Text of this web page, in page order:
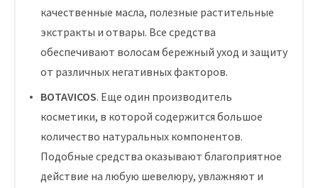
качественные масла, полезные растительные
экстракты и отвары. Все средства
обеспечивают волосам бережный уход и защиту
от различных негативных факторов.
BOTAVICOS. Еще один производитель
косметики, в которой содержится большое
количество натуральных компонентов.
Подобные средства оказывают благоприятное
действие на любую шевелюру, увлажняют и